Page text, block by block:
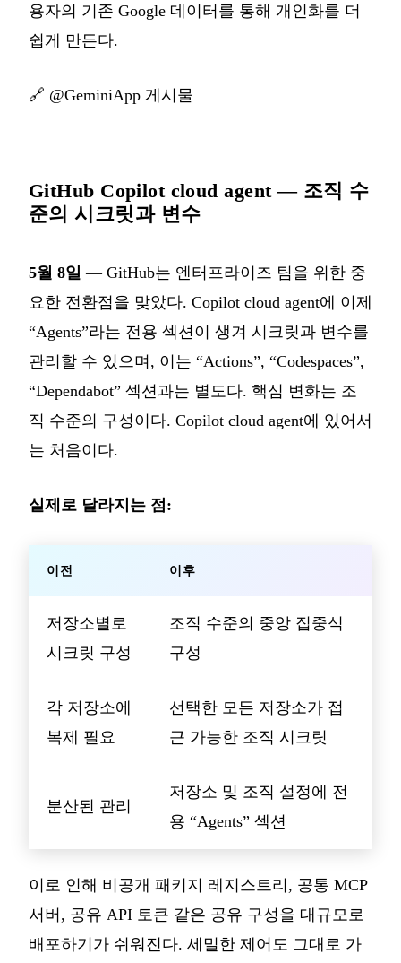
용자의 기존 Google 데이터를 통해 개인화를 더
쉽게 만든다.
🔗 @GeminiApp 게시물
GitHub Copilot cloud agent — 조직 수
준의 시크릿과 변수
5월 8일 — GitHub는 엔터프라이즈 팀을 위한 중
요한 전환점을 맞았다. Copilot cloud agent에 이제
“Agents”라는 전용 섹션이 생겨 시크릿과 변수를
관리할 수 있으며, 이는 “Actions”, “Codespaces”,
“Dependabot” 섹션과는 별도다. 핵심 변화는 조
직 수준의 구성이다. Copilot cloud agent에 있어서
는 처음이다.
실제로 달라지는 점:
이전 이후
저장소별로
시크릿 구성
조직 수준의 중앙 집중식
구성
각 저장소에
복제 필요
선택한 모든 저장소가 접
근 가능한 조직 시크릿
분산된 관리
저장소 및 조직 설정에 전
용 “Agents” 섹션
이로 인해 비공개 패키지 레지스트리, 공통 MCP
서버, 공유 API 토큰 같은 공유 구성을 대규모로
배포하기가 쉬워진다. 세밀한 제어도 그대로 가